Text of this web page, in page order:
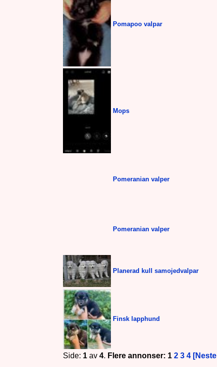
Pomapoo valpar
Mops
Pomeranian valper
Pomeranian valper
Planerad kull samojedvalpar
Finsk lapphund
Side: 1 av 4 Flere annonser: 1 2 3 4